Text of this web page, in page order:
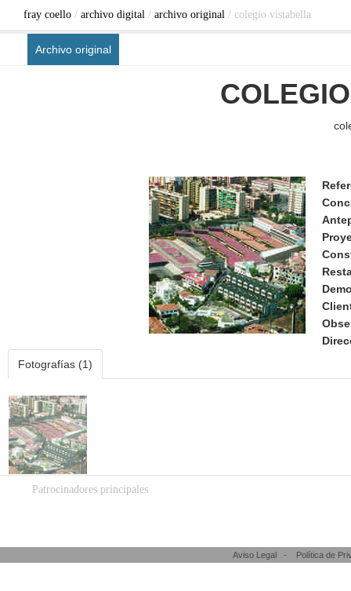
fray coello / archivo digital / archivo original / colegio vistabella
Archivo original
Fotografías (1)
Patrocinadores principales
Aviso Legal - Política de